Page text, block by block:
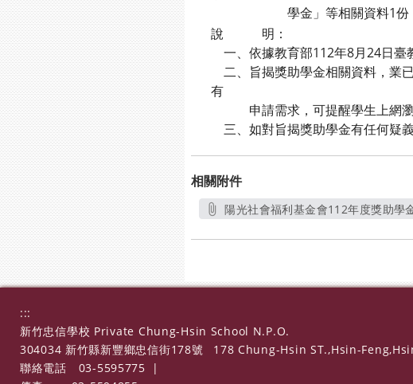
學金」等相關資料1份（如附
說 明：
一、依據教育部112年8月24日臺
二、旨揭獎助學金相關資料，業
有
申請需求，可提醒學生上網瀏
三、如對旨揭獎助學金有任何疑
相關附件
陽光社會福利基金會112年度獎助學
:::
新竹忠信學校 Private Chung-Hsin School N.P.O.
304034 新竹縣新豐鄉忠信街178號
178 Chung-Hsin ST.,Hsin-
聯絡電話
03-5595775
|